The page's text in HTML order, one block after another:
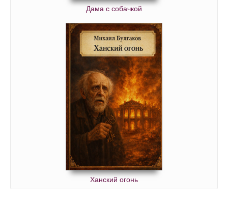
Дама с собачкой
Ханский огонь